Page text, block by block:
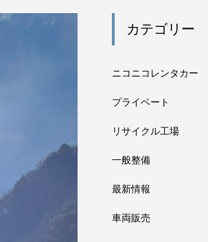
カテゴリー
ニコニコレンタカー
プライベート
リサイクル工場
一般整備
最新情報
車両販売